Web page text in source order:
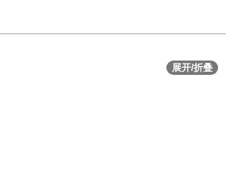
展开/折叠